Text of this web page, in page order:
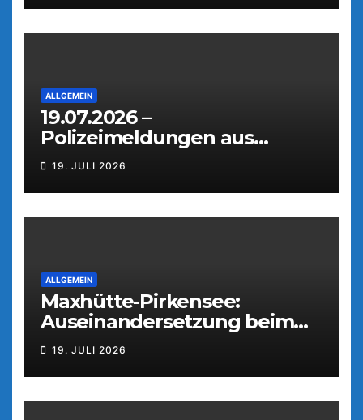
ALLGEMEIN
19.07.2026 –
Polizeimeldungen aus
Weiden
19. JULI 2026
ALLGEMEIN
Maxhütte-Pirkensee:
Auseinandersetzung beim
Parkfest
19. JULI 2026